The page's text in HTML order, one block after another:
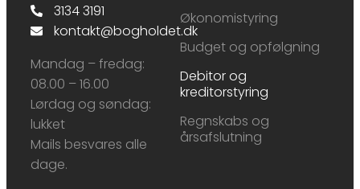
Økonomistyring
Budget og opfølgning
Debitor og
kreditorstyring
Regnskabs og
årsafslutning
3134 3191
kontakt@bogholdet.dk
Mandag – fredag:
08.00 – 16.00
Lørdag og søndag:
lukket
Mails besvares alle
dage.​